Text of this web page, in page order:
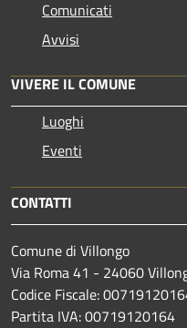
Comunicati
Avvisi
VIVERE IL COMUNE
Luoghi
Eventi
CONTATTI
Comune di Villongo
Via Roma 41 - 24060
Codice Fiscale:
Partita IVA: 00719120164